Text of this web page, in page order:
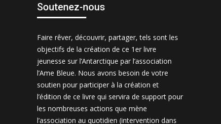
Soutenez-nous
Faire rêver, découvrir, partager, tels sont les
objectifs de la création de ce 1er livre
jeunesse sur l’Antarctique par l’association
l’Ame Bleue. Nous avons besoin de votre
soutien pour participer à la création et
l’édition de ce livre qui servira de support pour
les nombreuses actions que mène
l’association au quotidien (intervention dans